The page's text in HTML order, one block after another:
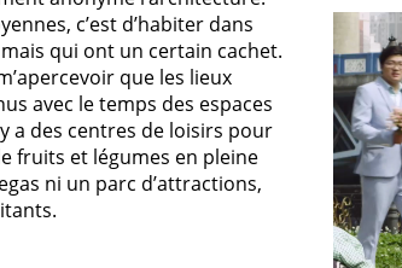
c’est d’habiter dans
qui ont un certain cachet.
que les lieux
avec le temps des espaces
a des centres de loisirs pour
fruits et légumes en pleine
ni un parc d’attractions,